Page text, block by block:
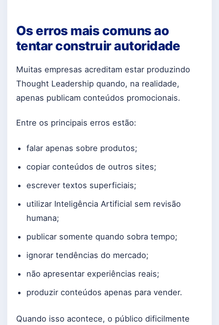
Os erros mais comuns ao
tentar construir autoridade
Muitas empresas acreditam estar produzindo
Thought Leadership quando, na realidade,
apenas publicam conteúdos promocionais.
Entre os principais erros estão:
falar apenas sobre produtos;
copiar conteúdos de outros sites;
escrever textos superficiais;
utilizar Inteligência Artificial sem revisão
humana;
publicar somente quando sobra tempo;
ignorar tendências do mercado;
não apresentar experiências reais;
produzir conteúdos apenas para vender.
Quando isso acontece, o público dificilmente